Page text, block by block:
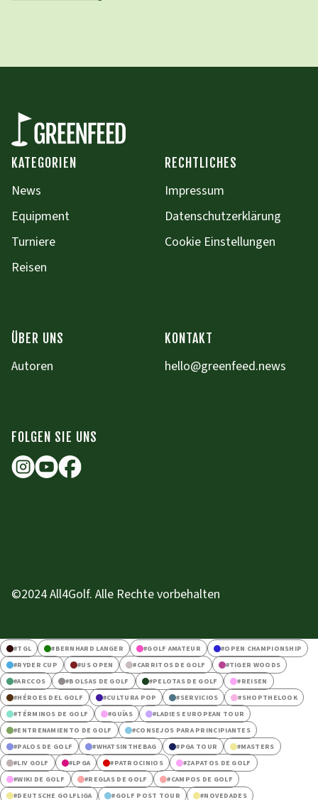
KATEGORIEN
News
Equipment
Turniere
Reisen
RECHTLICHES
Impressum
Datenschutzerklärung
Cookie Einstellungen
ÜBER UNS
Autoren
KONTAKT
hello@greenfeed.news
FOLGEN SIE UNS
©2024 All4Golf. Alle Rechte vorbehalten
#TGL #BERNHARD LANGER #GOLF AMATEUR #OPEN CHAMPIONSHIP
#RYDER CUP #US OPEN #CARRITOS DE GOLF #TIGER WOODS
#ARCCOS #BOLSAS DE GOLF #PELOTAS DE GOLF #REISEN
#HÉROES DEL GOLF #CULTURA POP #SERVICIOS #SHOPTHELOOK
#TÉRMINOS DE GOLF #GUÍAS #LADIES EUROPEAN TOUR
#ENTRENAMIENTO DE GOLF #CONSEJOS PARA PRINCIPIANTES
#PALOS DE GOLF #WHATSINTHEBAG #PGA TOUR #MASTERS
#LIV GOLF #LPGA #PATROCINIOS #ZAPATOS DE GOLF
#WIKI DE GOLF #REGLAS DE GOLF #CAMPOS DE GOLF
#DEUTSCHE GOLFLIGA #GOLF POST TOUR #NOVEDADES